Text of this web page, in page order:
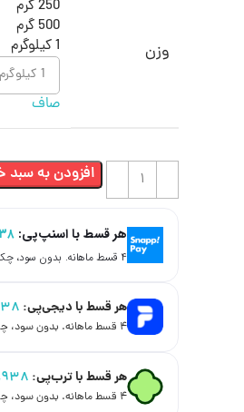
وزن
250 گرم
500 گرم
1 کیلوگرم
صاف
افزودن به سبد
هر قسط با اسنپ‌پی:
۴ قسط ماهانه. بدون سود، چک و ضامن.
هر قسط با دیجی‌پی:
۴ قسط ماهانه. بدون سود، چک و ضامن.
هر قسط با ترب‌پی:
۴ قسط ماهانه. بدون سود، چک و ضامن.